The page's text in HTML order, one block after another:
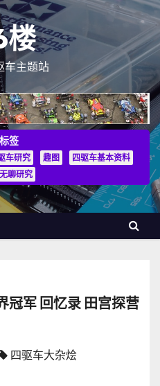
车主题站
标签
车研究 趣图
四驱车基本资料
无聊研究
冠军 回忆录 田宫探营
四驱车大杂烩